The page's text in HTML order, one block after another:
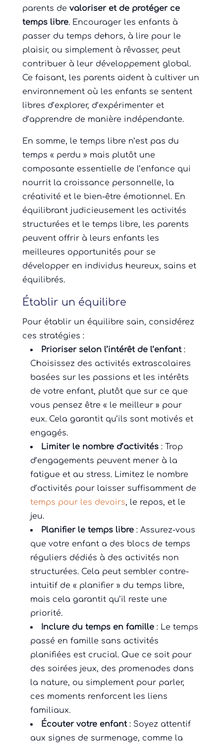
parents de valoriser et de protéger ce
temps libre. Encourager les enfants à
passer du temps dehors, à lire pour le
plaisir, ou simplement à rêvasser, peut
contribuer à leur développement global.
Ce faisant, les parents aident à cultiver un
environnement où les enfants se sentent
libres d’explorer, d’expérimenter et
d’apprendre de manière indépendante.
En somme, le temps libre n’est pas du
temps « perdu » mais plutôt une
composante essentielle de l’enfance qui
nourrit la croissance personnelle, la
créativité et le bien-être émotionnel. En
équilibrant judicieusement les activités
structurées et le temps libre, les parents
peuvent offrir à leurs enfants les
meilleures opportunités pour se
développer en individus heureux, sains et
équilibrés.
Établir un équilibre
Pour établir un équilibre sain, considérez
ces stratégies :
Prioriser selon l’intérêt de l’enfant:
Choisissez des activités extrascolaires
basées sur les passions et les intérêts
de votre enfant, plutôt que sur ce que
vous pensez être « le meilleur » pour
eux. Cela garantit qu’ils sont motivés et
engagés.
Limiter le nombre d’activités: Trop
d’engagements peuvent mener à la
fatigue et au stress. Limitez le nombre
d’activités pour laisser suffisamment de
temps pour les devoirs, le repos, et le
jeu.
Planifier le temps libre: Assurez-vous
que votre enfant a des blocs de temps
réguliers dédiés à des activités non
structurées. Cela peut sembler contre-
intuitif de « planifier » du temps libre,
mais cela garantit qu’il reste une
priorité.
Inclure du temps en famille: Le temps
passé en famille sans activités
planifiées est crucial. Que ce soit pour
des soirées jeux, des promenades dans
la nature, ou simplement pour parler,
ces moments renforcent les liens
familiaux.
Écouter votre enfant: Soyez attentif
aux signes de surmenage, comme la